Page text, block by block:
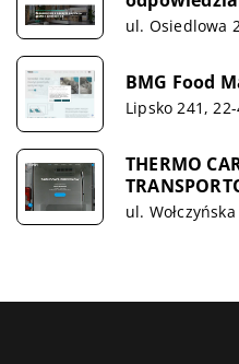
ul. Osiedlowa
BMG Food
Lipsko 241,
THERMO
ul.